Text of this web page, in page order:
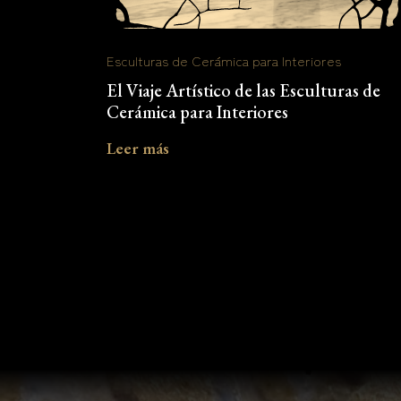
Esculturas de Cerámica para Interiores
El Viaje Artístico de las Esculturas de
Cerámica para Interiores
Leer más